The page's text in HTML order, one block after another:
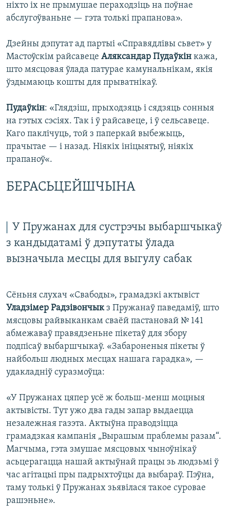
ніхто іх не прымушае пераходзіць на поўнае
абслугоўваньне — гэта толькі прапанова».
Дзейны дэпутат ад партыі «Справядлівы сьвет» у
Мастоўскім райсавеце Аляксандар Пудаўкін кажа,
што мясцовая ўлада патурае камунальнікам, якія
ўздымаюць кошты для прыватнікаў.
Пудаўкін: «Глядзіш, прыходзяць і сядзяць сонныя
на гэтых сэсіях. Так і ў райсавеце, і ў сельсавеце.
Каго паклічуць, той з паперкай выбежыць,
прачытае — і назад. Ніякіх ініцыятыў, ніякіх
прапаноў«.
БЕРАСЬЦЕЙШЧЫНА
У Пружанах для сустрэчы выбаршчыкаў
з кандыдатамі ў дэпутаты ўлада
вызначыла месцы для выгулу сабак
Сёньня слухач «Свабоды», грамадзкі актывіст
Уладзімер Радзівончыкз Пружанаў паведаміў, што
мясцовы райвыканкам сваёй пастановай № 141
абмежаваў правядзеньне пікетаў для збору
подпісаў выбаршчыкаў. «Забароненыя пікеты ў
найбольш людных месцах нашага гарадка», —
удакладніў суразмоўца:
«У Пружанах цяпер усё ж больш-менш моцныя
актывісты. Тут ужо два гады запар выдаецца
незалежная газэта. Актыўна праводзіцца
грамадзкая кампанія „Вырашым праблемы разам“.
Магчыма, гэта змушае мясцовых чыноўнікаў
асьцерагацца нашай актыўнай працы зь людзьмі ў
час агітацыі пры падрыхтоўцы да выбараў. Пэўна,
таму толькі ў Пружанах зьявілася такое суровае
рашэньне».